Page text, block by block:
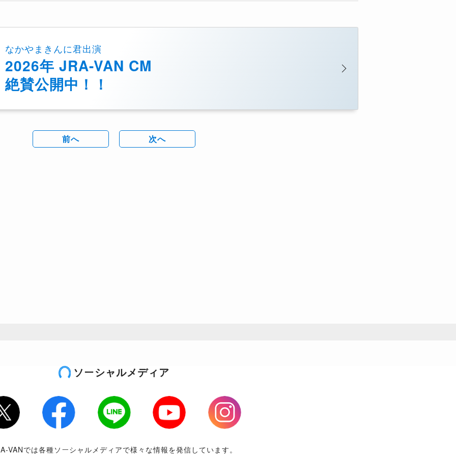
なかやまきんに君出演
2026年 JRA-VAN CM
絶賛公開中！！
前へ 次へ
ソーシャルメディア
Facebook LINE Youtube
Instagram
VANでは各種ソーシャルメディアで様々な情報を発信しています。